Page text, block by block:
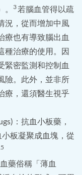
3 若腦血管得以疏
況，從而增加中風
療也有導致腦出血
種治療的使用。因
緊密監測和控制血
險。此外，並非所
療，還須醫生視乎
：抗血小板藥，
板凝聚成血塊，從
藥俗稱「薄血